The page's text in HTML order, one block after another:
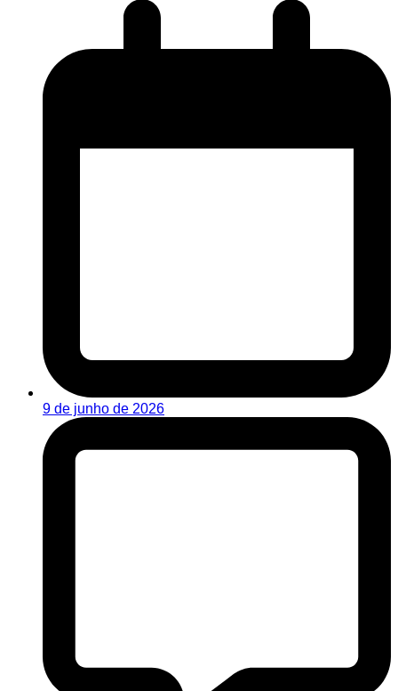
9 de junho de 2026